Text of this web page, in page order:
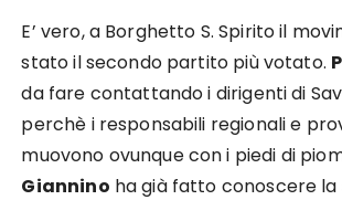
E’ vero, a Borghetto S. Spirito il
stato il secondo partito più votato.
da fare contattando i dirigenti di
perchè i responsabili regionali e
muovono ovunque con i piedi di
Giannino ha già fatto conoscere la